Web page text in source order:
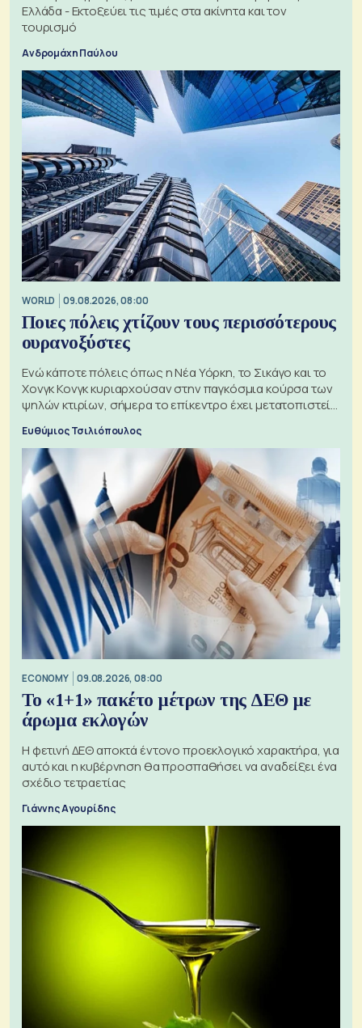
Ελλάδα - Εκτοξεύει τις τιμές στα ακίνητα και τον
τουρισμό
Ανδρομάχη Παύλου
WORLD 09.08.2026, 08:00
Ποιες πόλεις χτίζουν τους περισσότερους
ουρανοξύστες
Ενώ κάποτε πόλεις όπως η Νέα Υόρκη, το Σικάγο και το
Χονγκ Κονγκ κυριαρχούσαν στην παγκόσμια κούρσα των
ψηλών κτιρίων, σήμερα το επίκεντρο έχει μετατοπιστεί
Ευθύμιος Τσιλιόπουλος
ECONOMY 09.08.2026, 08:00
Το «1+1» πακέτο μέτρων της ΔΕΘ με
άρωμα εκλογών
Η φετινή ΔΕΘ αποκτά έντονο προεκλογικό χαρακτήρα, για
αυτό και η κυβέρνηση θα προσπαθήσει να αναδείξει ένα
σχέδιο τετραετίας
Γιάννης Αγουρίδης